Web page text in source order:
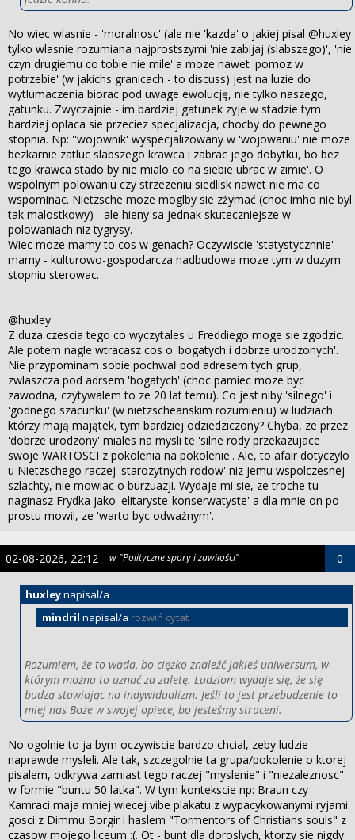
No wiec wlasnie - 'moralnosc' (ale nie 'kazda' o jakiej pisal @huxley
tylko wlasnie rozumiana najprostszymi 'nie zabijaj (slabszego)', 'nie
czyn drugiemu co tobie nie mile' a moze nawet 'pomoz w
potrzebie' (w jakichs granicach - to discuss) jest na luzie do
wytlumaczenia biorac pod uwage ewolucję, nie tylko naszego,
gatunku. Zwyczajnie - im bardziej gatunek zyje w stadzie tym
bardziej oplaca sie przeciez specjalizacja, chocby do pewnego
stopnia. Np: ''wojownik' wyspecjalizowany w 'wojowaniu' nie moze
bezkarnie zatluc slabszego krawca i zabrac jego dobytku, bo bez
tego krawca stado by nie mialo co na siebie ubrac w zimie'. O
wspolnym polowaniu czy strzezeniu siedlisk nawet nie ma co
wspominac. Nietzsche moze moglby sie zżymać (choc imho nie byl
tak malostkowy) - ale hieny sa jednak skuteczniejsze w
polowaniach niz tygrysy.
Wiec moze mamy to cos w genach? Oczywiscie 'statystycznnie'
mamy - kulturowo-gospodarcza nadbudowa moze tym w duzym
stopniu sterowac.
@huxley
Z duza czescia tego co wyczytales u Freddiego moge sie zgodzic.
Ale potem nagle wtracasz cos o 'bogatych i dobrze urodzonych'.
Nie przypominam sobie pochwał pod adresem tych grup,
zwlaszcza pod adrsem 'bogatych' (choc pamiec moze byc
zawodna, czytywalem to ze 20 lat temu). Co jest niby 'silnego' i
'godnego szacunku' (w nietzscheanskim rozumieniu) w ludziach
którzy mają majątek, tym bardziej odziedziczony? Chyba, ze przez
'dobrze urodzony' miales na mysli te 'silne rody przekazujace
swoje WARTOSCI z pokolenia na pokolenie'. Ale, to afair dotyczylo
u Nietzschego raczej 'starozytnych rodow' niz jemu wspolczesnej
szlachty, nie mowiac o burzuazji. Wydaje mi sie, ze troche tu
naginasz Frydka jako 'elitaryste-konserwatyste' a dla mnie on po
prostu mowil, ze 'warto byc odważnym'.
huxleynapisał/a
mindril napisał/a rozwiń cytat
Rozumiem, że to wada, bo ciężko znaleźć jakieś uniwersum, w
którym można to uznać za zaletę. Ludziom wydaje się, że się
budzą stawiając na indywidualizm. Jeśli to jest przebudzenie to
miej nas Boże w swojej opiece, bo jesteśmy straceni.
No ogolnie to ja bym oczywiscie bardzo chcial, zeby ludzie
naprawde mysleli. Ale tak, szczegolnie ta grupa/pokolenie o ktorej
pisalem, odkrywa zamiast tego raczej "myslenie" i "niezaleznosc"
w formie "buntu 50 latka". W tym kontekscie np: Braun czy
Kamraci maja mniej wiecej vibe plakatu z wypacykowanymi ryjami
gosci z Dimmu Borgir i haslem "Tormentors of Christians souls" z
czasow mojego liceum :(. Ot - bunt dla doroslych, ktorzy sie nigdy
02-08-2026, 22:12 w "Polityczne spory i zawiłości" 0